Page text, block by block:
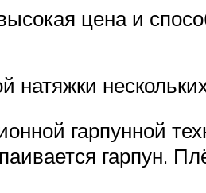
цена и
натяжки
гарпунной
гарпун.